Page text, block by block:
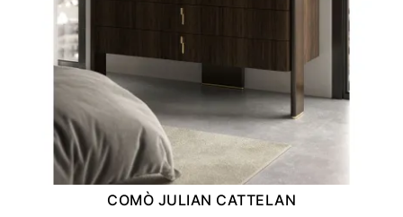
COMÒ JULIAN CATTELAN